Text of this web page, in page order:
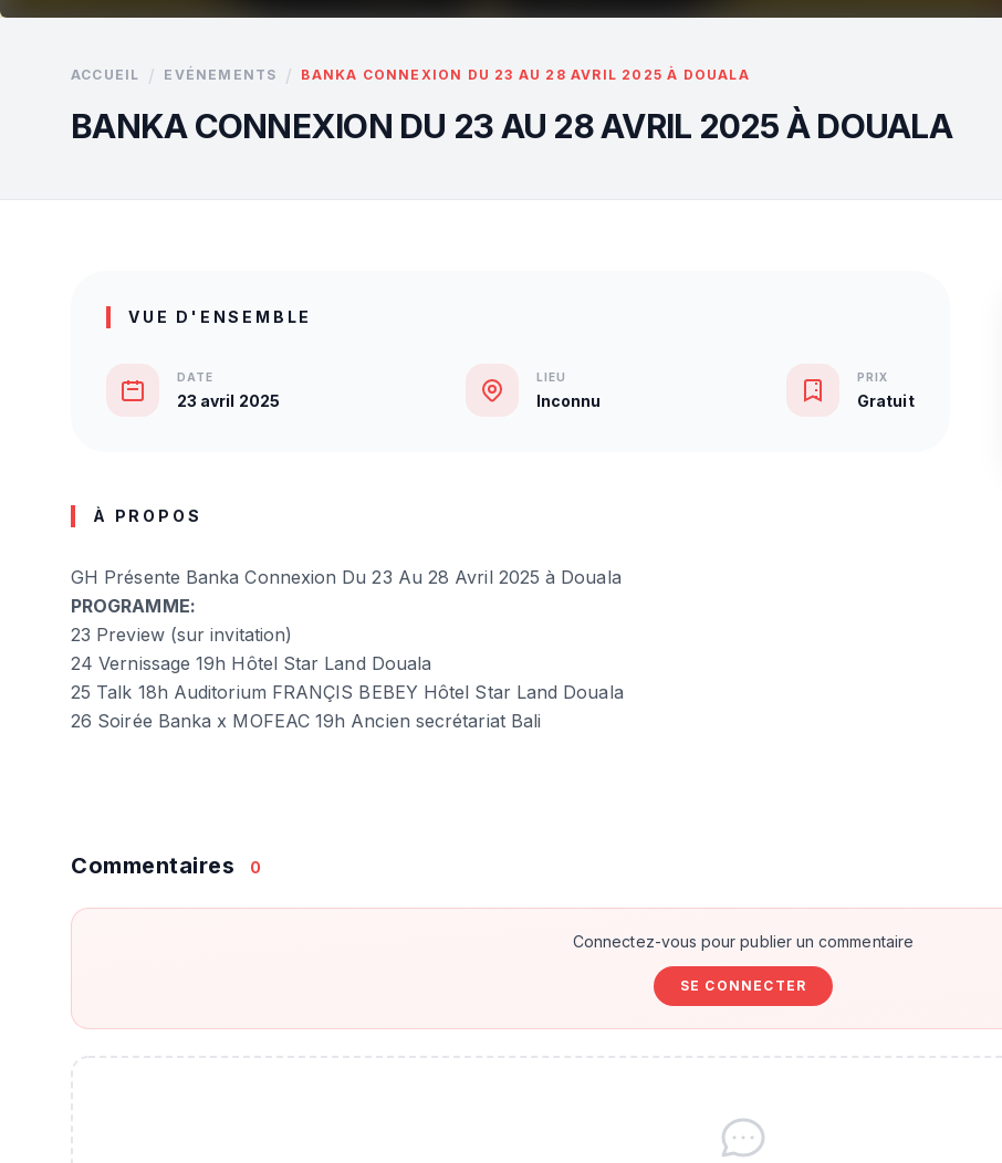
ACCUEIL / EVÉNEMENTS / BANKA CONNEXION DU 23 AU 28 AVRIL 2025 À DOUALA
BANKA CONNEXION DU 23 AU 28 AVRIL 2025 À DOUALA
VUE D'ENSEMBLE
DATE
23 avril 2025
LIEU
Inconnu
PRIX
Gratuit
À PROPOS
GH Présente Banka Connexion Du 23 Au 28 Avril 2025 à Douala
PROGRAMME:
23 Preview (sur invitation)
24 Vernissage 19h Hôtel Star Land Douala
25 Talk 18h Auditorium FRANÇIS BEBEY Hôtel Star Land Douala
26 Soirée Banka x MOFEAC 19h Ancien secrétariat Bali
Commentaires 0
Connectez-vous pour publier un commentaire
SE CONNECTER